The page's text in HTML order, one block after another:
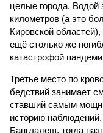
целые города. Водой
километров (а это
Кировской
ещё столько же
катастрофой
Третье место по
бедствий занимает
ставший самым
историю
Бангладеш, тогда